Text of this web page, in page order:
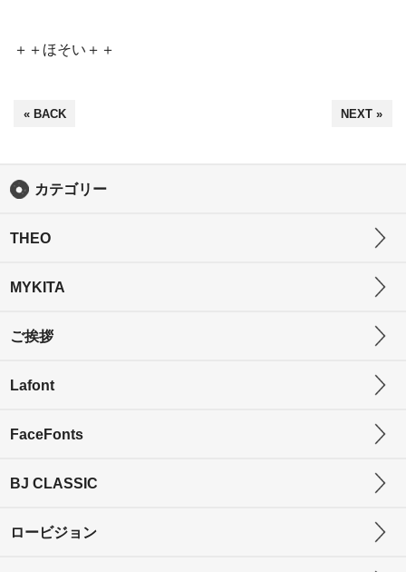
＋＋ほそい＋＋
NEXT »
« BACK
カテゴリー
THEO
MYKITA
ご挨拶
Lafont
FaceFonts
BJ CLASSIC
ロービジョン